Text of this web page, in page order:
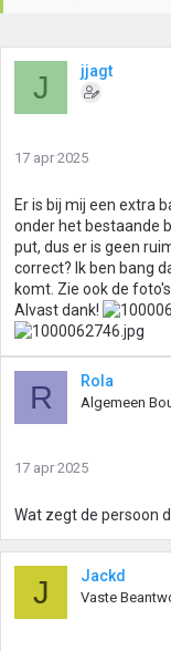
J jjagt
17 apr 2025
Er is bij mij een extra
onder het bestaande
put, dus er is geen
correct? Ik ben bang
komt. Zie ook de foto's.
Alvast dank!
R Rola
Algemeen
17 apr 2025
Wat zegt de persoon
J Jackd
Vaste